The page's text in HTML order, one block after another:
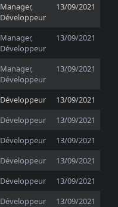
Manager,
Développeur
13/09/2021
Manager,
Développeur
13/09/2021
Manager,
Développeur
13/09/2021
Développeur
13/09/2021
Développeur
13/09/2021
Développeur
13/09/2021
Développeur
13/09/2021
Développeur
13/09/2021
Développeur
13/09/2021